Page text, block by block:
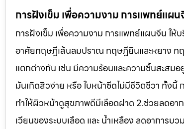
การฝังเข็ม เพื่อความงาม การแพทย์แผ
การฝังเข็ม เพื่อความงาม การแพทย์แผนจีน ใ
อาศัยทฤษฎีเส้นลมปราณ ทฤษฎียินและหยาง ท
แตกต่างกัน เช่น มีความร้อนและความชื้นสะสม
มันเกิดสิวง่าย หรือ ใบหน้าซีดไม่มีชีวิตชีวา ทั้งนี้
ทำให้ผิวหน้าดูสุขภาพดีมีเลือดฝาด 2.ช่วยลดอา
เวียนของระบบเลือด และ น้ำเหลือง ลดอาการ